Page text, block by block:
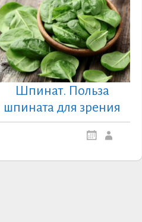
Шпинат. Польза
шпината для зрения